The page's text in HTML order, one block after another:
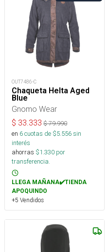
OUT7486-C
Chaqueta Helta Aged
Blue
Gnomo Wear
$ 33.333 $79.990
en 6cuotas de $5.556sin
interés
ahorras $1.330 por
transferencia.
LLEGA MAÑANA✔️TIENDA
APOQUINDO
+5 Vendidos